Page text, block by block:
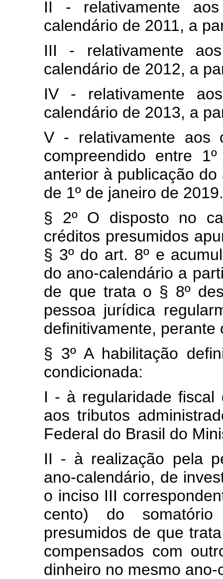
II - relativamente
calendário de 2011, a
III - relativamente
calendário de 2012, a
IV - relativamente
calendário de 2013, a
V - relativamente aos
compreendido entre
anterior à publicação
de 1º de janeiro de 2019.
§ 2º O disposto no
créditos presumidos
§ 3º do art. 8º e
do ano-calendário a
de que trata o § 8º
pessoa jurídica
definitivamente, perante
§ 3º A habilitação
condicionada:
I - à regularidade fiscal
aos tributos
Federal do Brasil do
II - à realização pela
ano-calendário, de
o inciso III
cento) do
presumidos de que
compensados com
dinheiro no mesmo ano-